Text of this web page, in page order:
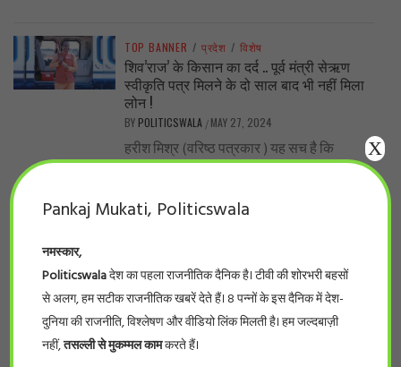
TOP BANNER / प्रदेश / विशेष
शिव’राज’ के किसान का दर्द .. पूर्व मंत्री सेऋण
स्वीकृति पत्र मिलने के दो साल बाद भी नहीं मिला
लोन !
BY POLITICSWALA / MAY 27, 2024
हरीश मिश्र (वरिष्ठ पत्रकार ) यह सच है कि
शिवराज सरकार में लाखों-करोड़ों रुपए योजनाओं के
..नीट का पर्चा एनडीए वाले राज्यों में ही आऊट क्यों?
BYPOLITICSWALA/MAY 19, 2024
-सुनील कुमार भारत के सरकारी और निजी मेडिकल
कॉलेजों में दाखिले के लिए होने वाले इम्तिहान, नीट,
Pankaj Mukati, Politicswala
नमस्कार,
Politicswalaदेश का पहला राजनीतिक दैनिक है। टीवी की शोरभरी बहसों
से अलग, हम सटीक राजनीतिक खबरें देते हैं। 8 पन्नों के इस दैनिक में देश-
दुनिया की राजनीति, विश्लेषण और वीडियो लिंक मिलती है। हम जल्दबाज़ी
नहीं,तसल्ली से मुकम्मल कामकरते हैं।
X